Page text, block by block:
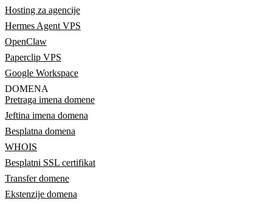
Hosting za agencije
Hermes Agent VPS
OpenClaw
Paperclip VPS
Google Workspace
DOMENA
Pretraga imena domene
Jeftina imena domena
Besplatna domena
WHOIS
Besplatni SSL certifikat
Transfer domene
Ekstenzije domena